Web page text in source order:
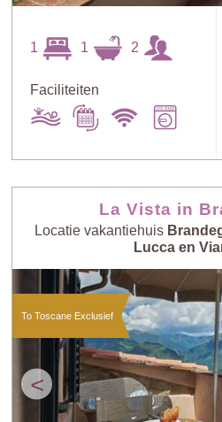
1 1 2
Faciliteiten
La Vista in
Locatie vakantiehuis
Lucca en
<
To Toscane Exclusief